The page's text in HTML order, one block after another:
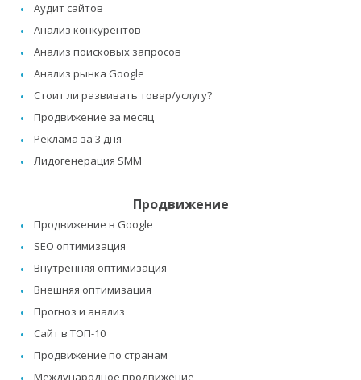
Аудит сайтов
Анализ конкурентов
Анализ поисковых запросов
Анализ рынка Google
Стоит ли развивать товар/услугу?
Продвижение за месяц
Реклама за 3 дня
Лидогенерация SMM
Продвижение
Продвижение в Google
SEO оптимизация
Внутренняя оптимизация
Внешняя оптимизация
Прогноз и анализ
Сайт в ТОП-10
Продвижение по странам